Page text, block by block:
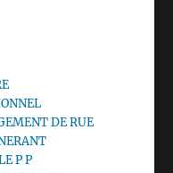
DE RUE
P P